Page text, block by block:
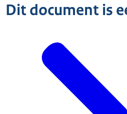
Dit document is